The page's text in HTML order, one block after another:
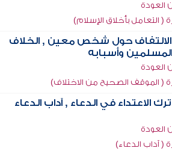
العودة
التعامل بأخلاق الإسلام)
الالتفاف حول شخص معين , الخلاف
وأسبابه
العودة
( الموقف الصحيح من الاختلاف)
ترك الاعتداء في الدعاء , آداب الدعاء
العودة
آداب الدعاء)